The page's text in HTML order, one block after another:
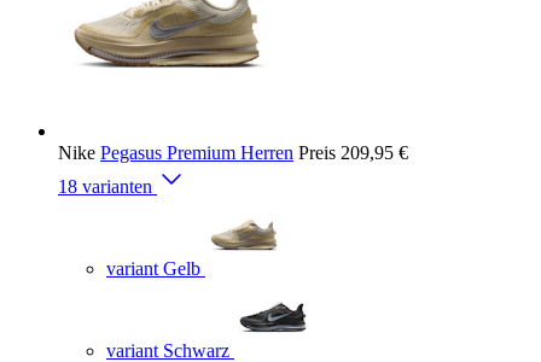
Nike Pegasus Premium Herren Preis 209,95 €
18 varianten
variant Gelb
variant Schwarz